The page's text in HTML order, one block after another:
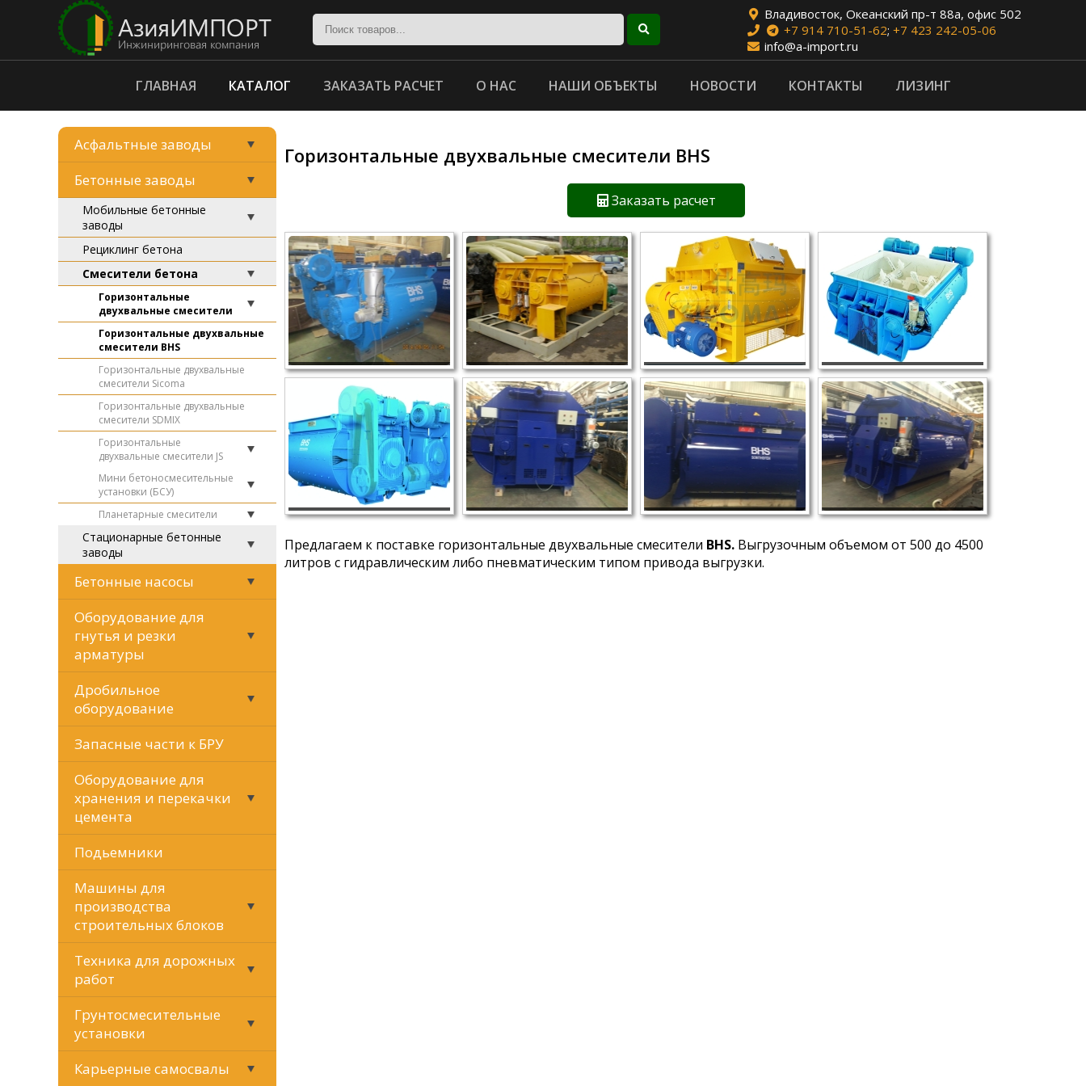
Владивосток, Океанский пр-т 88а, офис 502
+7 914 710-51-62; +7 423 242-05-06
info@a-import.ru
ГЛАВНАЯ КАТАЛОГ ЗАКАЗАТЬ РАСЧЕТ О НАС НАШИ ОБЪЕКТЫ НОВОСТИ КОНТАКТЫ ЛИЗИНГ
Асфальтные заводы
Бетонные заводы
Мобильные бетонные
заводы
Рециклинг бетона
Смесители бетона
Горизонтальные
двухвальные смесители
Горизонтальные двухвальные
смесители BHS
Горизонтальные двухвальные
смесители Sicoma
Горизонтальные двухвальные
смесители SDMIX
Горизонтальные
двухвальные смесители JS
Мини бетоносмесительные
установки (БСУ)
Планетарные смесители
Стационарные бетонные
заводы
Бетонные насосы
Оборудование для
гнутья и резки
арматуры
Дробильное
оборудование
Запасные части к БРУ
Оборудование для
хранения и перекачки
цемента
Подьемники
Машины для
производства
строительных блоков
Техника для дорожных
работ
Грунтосмесительные
установки
Карьерные самосвалы
Горизонтальные двухвальные смесители BHS
Заказать расчет
Предлагаем к поставке горизонтальные двухвальные смесители BHS. Выгрузочным объемом от 500 до 4500
литров с гидравлическим либо пневматическим типом привода выгрузки.